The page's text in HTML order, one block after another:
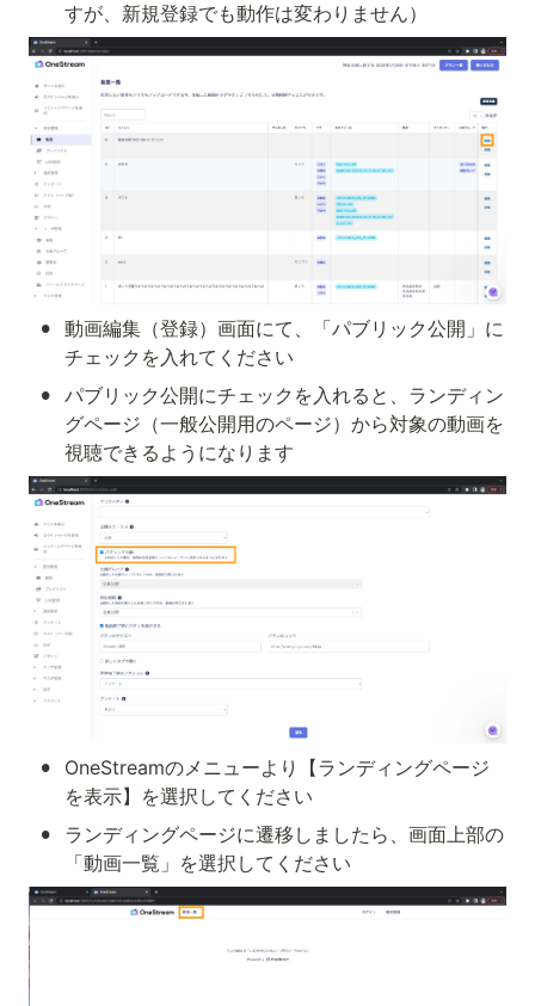
すが、新規登録でも動作は変わりません）
• 動画編集（登録）画面にて、「パブリック公開」に
チェックを入れてください
• パブリック公開にチェックを入れると、ランディン
グページ（一般公開用のページ）から対象の動画を
視聴できるようになります
•
OneStreamのメニューより【ランディングページ
を表示】を選択してください
•
ランディングページに遷移しましたら、画面上部の
「動画一覧」を選択してください